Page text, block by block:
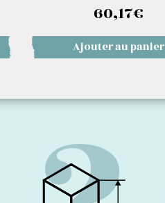
60,17€
Ajouter au panier